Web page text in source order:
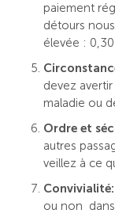
paiement
détours
élevée :
devez
maladie ou
Ordre et
autres
veillez à ce
Convivialité:
ou non dans